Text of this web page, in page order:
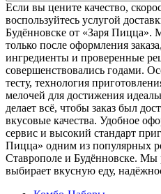
Если вы цените качество,
воспользуйтесь услугой
Будённовске от «Заря
только после оформления
ингредиенты и проверенные
совершенствовались годами.
тесту, технология
мелочей для достижения
делает всё, чтобы заказ был
вкусовые качества. Удобное
сервис и высокий стандарт
Пицца» одним из популярных
Ставрополе и Будённовске. Мы
выбирает вкусную еду,